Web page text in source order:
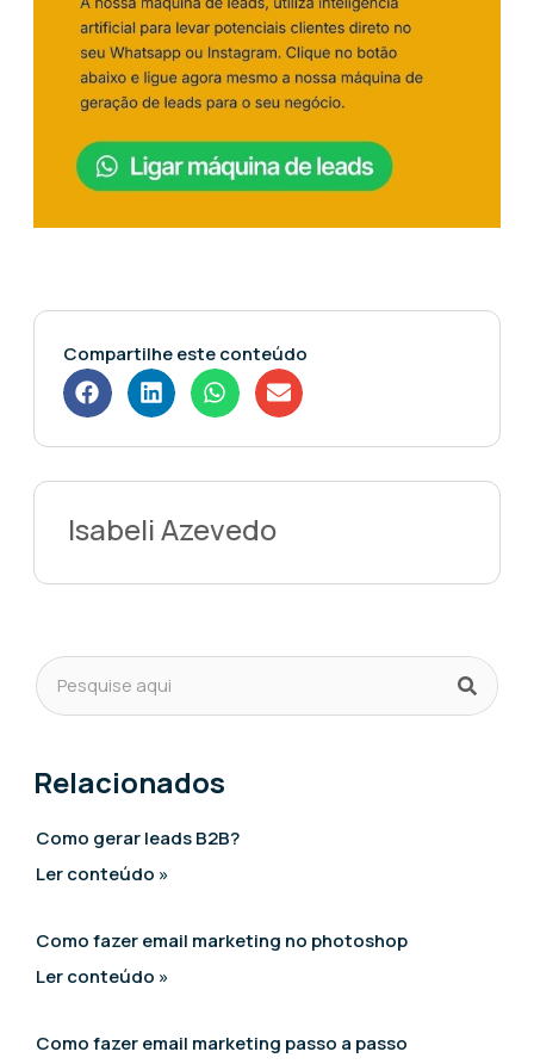
Compartilhe este conteúdo
Isabeli Azevedo
Relacionados
Como gerar leads B2B?
Ler conteúdo »
Como fazer email marketing no photoshop
Ler conteúdo »
Como fazer email marketing passo a passo